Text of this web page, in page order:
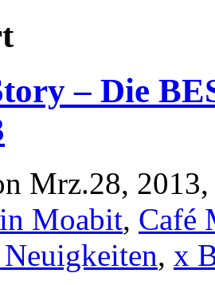
– Die
Mrz.28,
Moabit, Café
, x